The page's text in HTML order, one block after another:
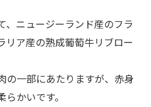
、ニュージーランド産のフラ
リア産の熟成葡萄牛リブロー
の一部にあたりますが、赤身
かいです。